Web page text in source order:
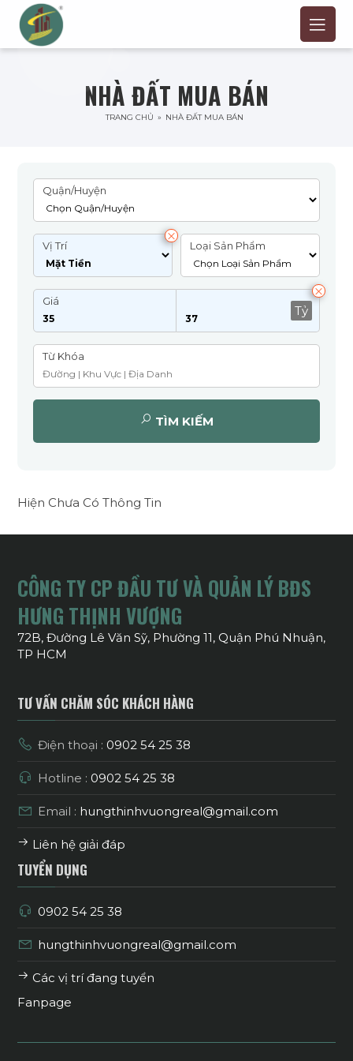
NHÀ ĐẤT MUA BÁN
TRANG CHỦ » NHÀ ĐẤT MUA BÁN
Quận/Huyện
Vị Trí Loại Sản Phẩm
Giá
Tỷ
Từ Khóa
TÌM KIẾM
Hiện Chưa Có Thông Tin
CÔNG TY CP ĐẦU TƯ VÀ QUẢN LÝ BĐS
HƯNG THỊNH VƯỢNG
72B, Đường Lê Văn Sỹ, Phường 11, Quận Phú Nhuận,
TP HCM
TƯ VẤN CHĂM SÓC KHÁCH HÀNG
Điện thoại : 0902 54 25 38
Hotline : 0902 54 25 38
Email : hungthinhvuongreal@gmail.com
Liên hệ giải đáp
TUYỂN DỤNG
0902 54 25 38
hungthinhvuongreal@gmail.com
Các vị trí đang tuyển
Fanpage